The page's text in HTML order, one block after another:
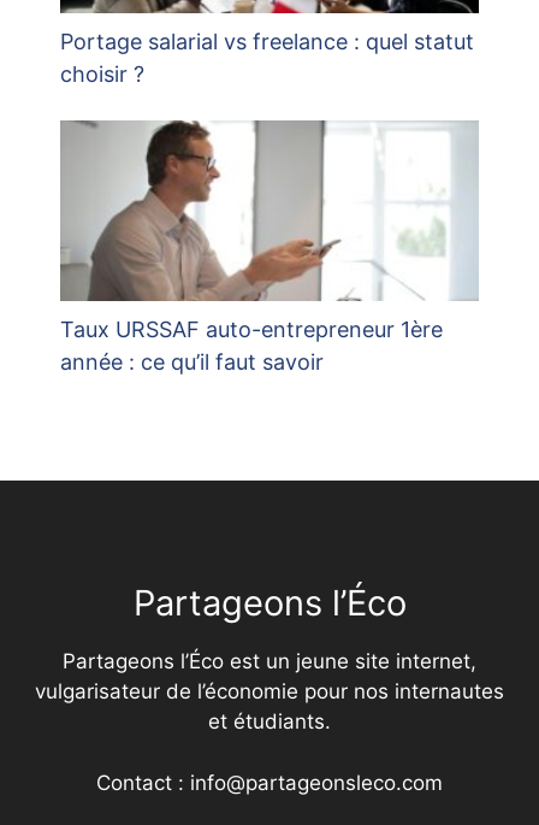
Portage salarial vs freelance : quel statut
choisir ?
Taux URSSAF auto-entrepreneur 1ère
année : ce qu’il faut savoir
Partageons l’Éco
Partageons l’Éco est un jeune site internet,
vulgarisateur de l’économie pour nos internautes
et étudiants.
Contact : info@partageonsleco.com